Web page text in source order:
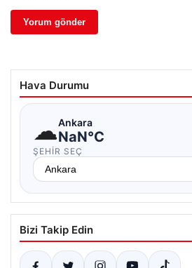
Hava Durumu
☁Ankara
NaN°C
ŞEHIR SEÇ
Bizi Takip Edin